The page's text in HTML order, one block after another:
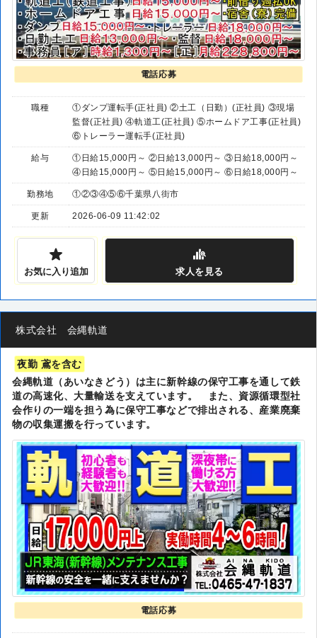
電話応募
職種
①ダンプ運転手(正社員) ②土工（日勤）(正社員) ③現場
監督(正社員) ④軌道工(正社員) ⑤ホームドア工事(正社員)
⑥トレーラー運転手(正社員)
給与
①日給15,000円～ ②日給13,000円～ ③日給18,000円～
④日給15,000円～ ⑤日給15,000円～ ⑥日給18,000円～
勤務地 ①②③④⑤⑥千葉県八街市
更新 2026-06-09 11:42:02
お気に入り追加 求人 を見る
株式会社 会縄軌道
夜勤 鳶を含む
会縄軌道（あいなきどう）は主に新幹線の保守工事を通して鉄
道の高速化、大量輸送を支えています。 また、資源循環型社
会作りの一端を担う為に保守工事などで排出される、産業廃棄
物の収集運搬を行っています。
電話応募